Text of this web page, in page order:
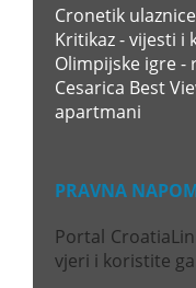
Cronetik
Kritikaz - vijesti i
Olimpijske igre -
Cesarica Best
apartmani
PRAVNA
Portal
vjeri i koristite